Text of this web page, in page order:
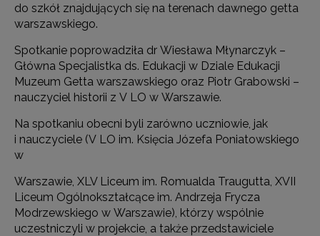
do szkół znajdujących się na terenach dawnego getta
warszawskiego.
Spotkanie poprowadziła dr Wiesława Młynarczyk –
Główna Specjalistka ds. Edukacji w Dziale Edukacji
Muzeum Getta warszawskiego oraz Piotr Grabowski –
nauczyciel historii z V LO w Warszawie.
Na spotkaniu obecni byli zarówno uczniowie, jak
i nauczyciele (V LO im. Księcia Józefa Poniatowskiego
w
Warszawie, XLV Liceum im. Romualda Traugutta, XVII
Liceum Ogólnokształcące im. Andrzeja Frycza
Modrzewskiego w Warszawie), którzy wspólnie
uczestniczyli w projekcie, a także przedstawiciele